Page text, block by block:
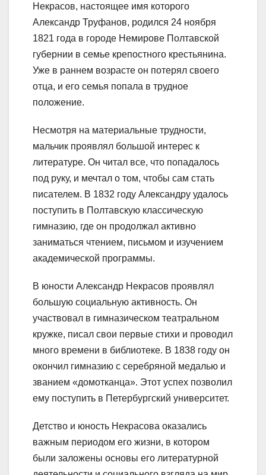
Некрасов, настоящее имя которого
Александр Труфанов, родился 24 ноября
1821 года в городе Немирове Полтавской
губернии в семье крепостного крестьянина.
Уже в раннем возрасте он потерял своего
отца, и его семья попала в трудное
положение.
Несмотря на материальные трудности,
мальчик проявлял большой интерес к
литературе. Он читал все, что попадалось
под руку, и мечтал о том, чтобы сам стать
писателем. В 1832 году Александру удалось
поступить в Полтавскую классическую
гимназию, где он продолжал активно
заниматься чтением, письмом и изучением
академической программы.
В юности Александр Некрасов проявлял
большую социальную активность. Он
участвовал в гимназическом театральном
кружке, писал свои первые стихи и проводил
много времени в библиотеке. В 1838 году он
окончил гимназию с серебряной медалью и
званием «домотканца». Этот успех позволил
ему поступить в Петербургский университет.
Детство и юность Некрасова оказались
важным периодом его жизни, в котором
были заложены основы его литературной